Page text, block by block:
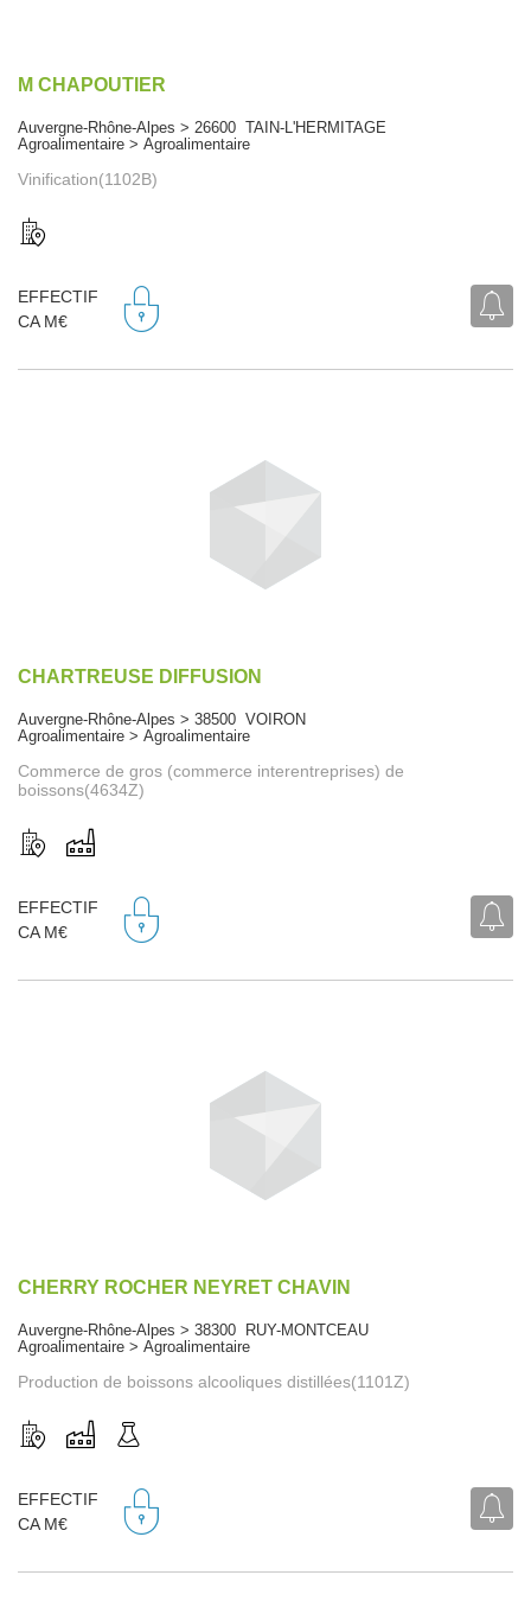
M CHAPOUTIER
Auvergne-Rhône-Alpes > 26600 TAIN-L'HERMITAGE
Agroalimentaire > Agroalimentaire
Vinification(1102B)
EFFECTIF
CA M€
CHARTREUSE DIFFUSION
Auvergne-Rhône-Alpes > 38500 VOIRON
Agroalimentaire > Agroalimentaire
Commerce de gros (commerce interentreprises) de
boissons(4634Z)
EFFECTIF
CA M€
CHERRY ROCHER NEYRET CHAVIN
Auvergne-Rhône-Alpes > 38300 RUY-MONTCEAU
Agroalimentaire > Agroalimentaire
Production de boissons alcooliques distillées(1101Z)
EFFECTIF
CA M€